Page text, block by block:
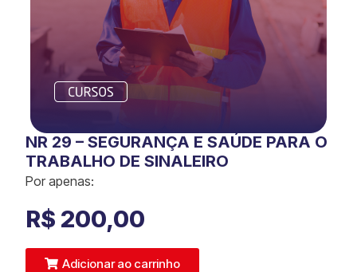
NR 29 – SEGURANÇA E SAÚDE PARA O
TRABALHO DE SINALEIRO
Por apenas:
R$ 200,00
Adicionar ao carrinho